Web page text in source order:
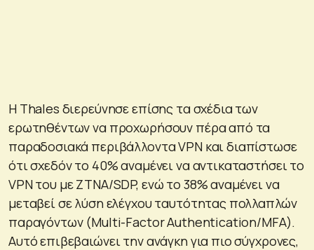
Η Thales διερεύνησε επίσης τα σχέδια των
ερωτηθέντων να προχωρήσουν πέρα ​​από τα
παραδοσιακά περιβάλλοντα VPN και διαπίστωσε
ότι σχεδόν το 40% αναμένει να αντικαταστήσει το
VPN του με ZTNA/SDP, ενώ το 38% αναμένει να
μεταβεί σε λύση ελέγχου ταυτότητας πολλαπλών
παραγόντων (Multi-Factor Authentication/MFA).
Αυτό επιβεβαιώνει την ανάγκη για πιο σύγχρονες,